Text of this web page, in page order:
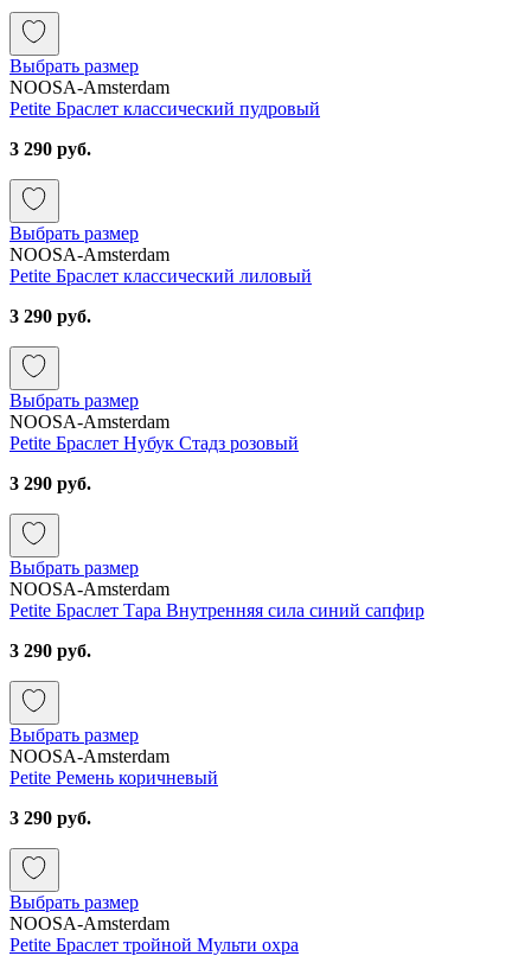
Выбрать размер
NOOSA-Amsterdam
Petite Браслет классический пудровый
3 290 руб.
Выбрать размер
NOOSA-Amsterdam
Petite Браслет классический лиловый
3 290 руб.
Выбрать размер
NOOSA-Amsterdam
Petite Браслет Нубук Стадз розовый
3 290 руб.
Выбрать размер
NOOSA-Amsterdam
Petite Браслет Тара Внутренняя сила синий сапфир
3 290 руб.
Выбрать размер
NOOSA-Amsterdam
Petite Ремень коричневый
3 290 руб.
Выбрать размер
NOOSA-Amsterdam
Petite Браслет тройной Мульти охра